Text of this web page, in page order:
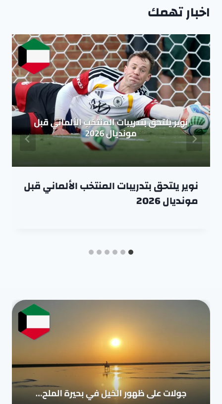
اخبار تهمك
نوير يلتحق بتدريبات المنتخب الألماني قبل
مونديال 2026